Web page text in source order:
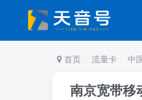
首页 流量卡 中
南京宽带移